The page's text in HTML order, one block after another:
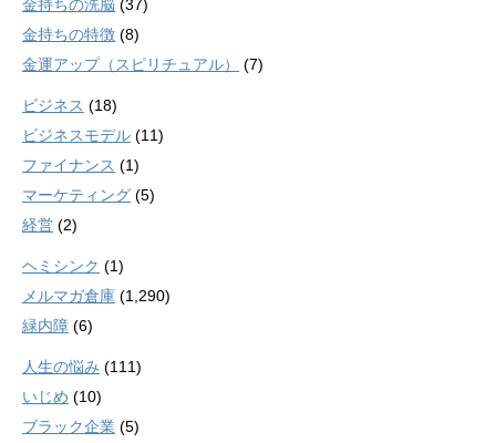
金持ちの洗脳 (37)
金持ちの特徴 (8)
金運アップ（スピリチュアル）
(7)
ビジネス (18)
ビジネスモデル (11)
ファイナンス (1)
マーケティング (5)
経営 (2)
ヘミシンク (1)
メルマガ倉庫 (1,290)
緑内障 (6)
人生の悩み (111)
いじめ (10)
ブラック企業 (5)